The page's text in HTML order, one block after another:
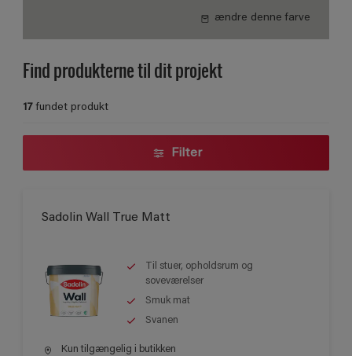
ændre denne farve
Find produkterne til dit projekt
17fundet produkt
Filter
Sadolin Wall True Matt
Til stuer, opholdsrum og
soveværelser
Smuk mat
Svanen
Kun tilgængelig i butikken